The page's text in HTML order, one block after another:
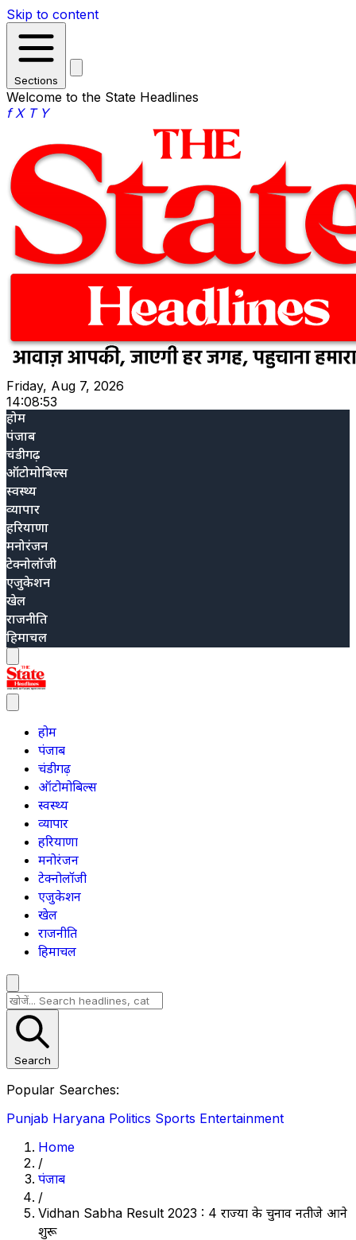
Skip to content
Sections
Welcome to the State Headlines
f X T Y
Friday, Aug 7, 2026
14:08:55
होम
पंजाब
चंडीगढ़
ऑटोमोबिल्स
स्वस्थ्य
व्यापार
हरियाणा
मनोरंजन
टेक्नोलॉजी
एजुकेशन
खेल
राजनीति
हिमाचल
होम
पंजाब
चंडीगढ़
ऑटोमोबिल्स
स्वस्थ्य
व्यापार
हरियाणा
मनोरंजन
टेक्नोलॉजी
एजुकेशन
खेल
राजनीति
हिमाचल
Search
Popular Searches:
Punjab Haryana Politics Sports Entertainment
Home
/
पंजाब
/
Vidhan Sabha Result 2023 : 4 राज्यों के चुनाव नतीजे आने
शुरू